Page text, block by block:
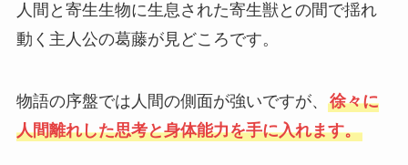
人間と寄生生物に生息された寄生獣との間で揺れ
動く主人公の葛藤が見どころです。
物語の序盤では人間の側面が強いですが、 徐々に
人間離れした思考と身体能力を手に入れます。